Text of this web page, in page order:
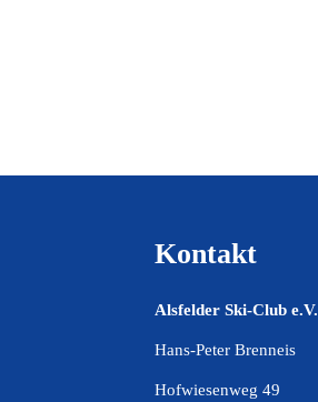
Kontakt
Alsfelder Ski-Club e.V.
Hans-Peter Brenneis
Hofwiesenweg 49